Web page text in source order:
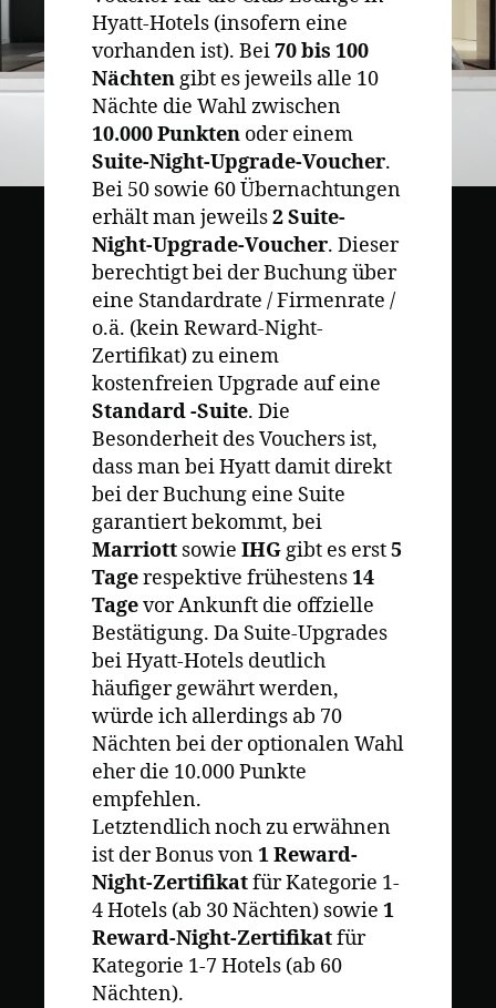
Hyatt-Hotels (insofern eine
vorhanden ist). Bei70 bis 100
Nächtengibt es jeweils alle 10
Nächte die Wahl zwischen
10.000 Punktenoder einem
Suite-Night-Upgrade-Voucher.
Bei 50 sowie 60 Übernachtungen
erhält man jeweils2 Suite-
Night-Upgrade-Voucher. Dieser
berechtigt bei der Buchung über
eine Standardrate / Firmenrate /
o.ä. (kein Reward-Night-
Zertifikat) zu einem
kostenfreien Upgrade auf eine
Standard -Suite. Die
Besonderheit des Vouchers ist,
dass man bei Hyatt damit direkt
bei der Buchung eine Suite
garantiert bekommt, bei
Marriott sowie IHGgibt es erst5
Tagerespektive frühestens14
Tagevor Ankunft die offzielle
Bestätigung. Da Suite-Upgrades
bei Hyatt-Hotels deutlich
häufiger gewährt werden,
würde ich allerdings ab 70
Nächten bei der optionalen Wahl
eher die 10.000 Punkte
empfehlen.
Letztendlich noch zu erwähnen
ist der Bonus von1 Reward-
Night-Zertifikatfür Kategorie 1-
4 Hotels (ab 30 Nächten) sowie 1
Reward-Night-Zertifikatfür
Kategorie 1-7 Hotels (ab 60
Nächten).